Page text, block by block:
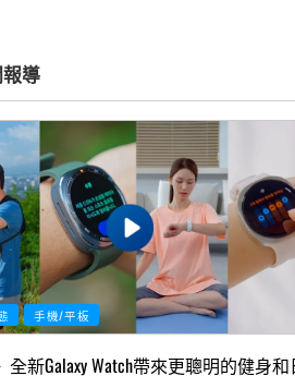
導
手機/平板
全新Galaxy Watch帶來更聰明的健身和